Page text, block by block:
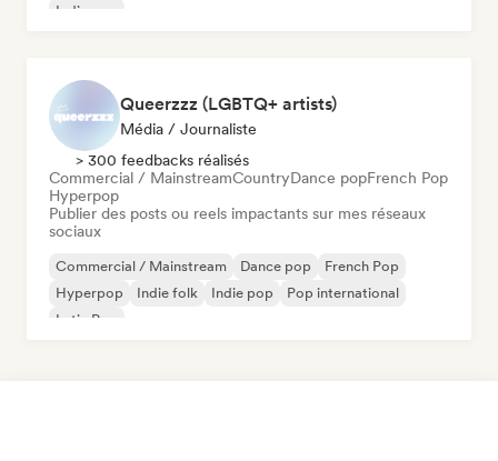
Indie pop
Queerzzz (LGBTQ+ artists)
Média / Journaliste
> 300 feedbacks réalisés
Commercial / MainstreamCountryDance popFrench Pop
Hyperpop
Publier des posts ou reels impactants sur mes réseaux
sociaux
Commercial / Mainstream Dance pop
French Pop
Hyperpop
Indie folk Indie pop
Pop international
Latin Pop